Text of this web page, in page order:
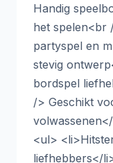
Handig
het spelen<br
partyspel en
stevig
bordspel
/> Geschikt
<ul>
liefhebbers</